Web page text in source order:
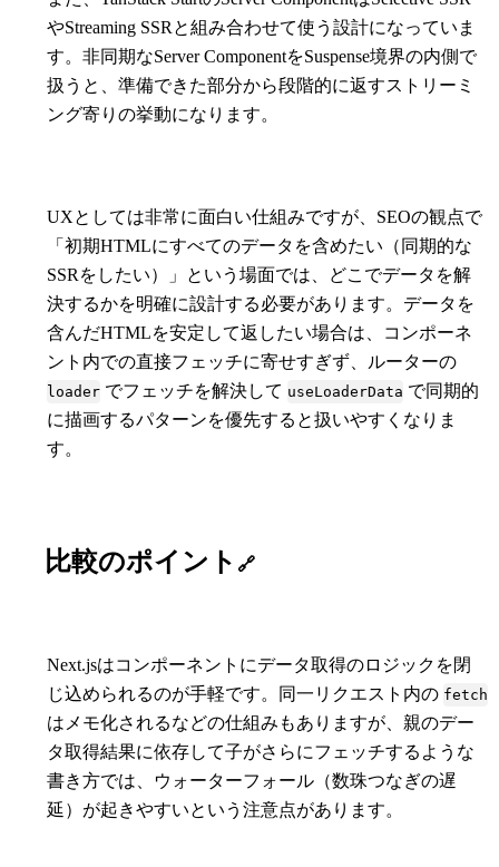
やStreaming SSRと組み合わせて使う設計になっていま
す。非同期なServer ComponentをSuspense境界の内側で
扱うと、準備できた部分から段階的に返すストリーミ
ング寄りの挙動になります。
UXとしては非常に面白い仕組みですが、SEOの観点で
「初期HTMLにすべてのデータを含めたい（同期的な
SSRをしたい）」という場面では、どこでデータを解
決するかを明確に設計する必要があります。データを
含んだHTMLを安定して返したい場合は、コンポーネ
ント内での直接フェッチに寄せすぎず、ルーターの
loader でフェッチを解決して useLoaderData で同期的
に描画するパターンを優先すると扱いやすくなりま
す。
比較のポイント 🔗
Next.jsはコンポーネントにデータ取得のロジックを閉
じ込められるのが手軽です。同一リクエスト内の fetch
はメモ化されるなどの仕組みもありますが、親のデー
タ取得結果に依存して子がさらにフェッチするような
書き方では、ウォーターフォール（数珠つなぎの遅
延）が起きやすいという注意点があります。